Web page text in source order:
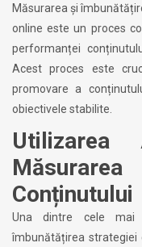
Măsurarea și
online este un proces
performanței
Acest proces este
promovare a
obiectivele stabilite.
Utilizarea
Conținutului
Una dintre cele mai
îmbunătățirea strategiei